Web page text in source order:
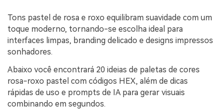
Tons pastel de rosa e roxo equilibram suavidade com um
toque moderno, tornando-se escolha ideal para
interfaces limpas, branding delicado e designs impressos
sonhadores.
Abaixo você encontrará 20 ideias de paletas de cores
rosa-roxo pastel com códigos HEX, além de dicas
rápidas de uso e prompts de IA para gerar visuais
combinando em segundos.